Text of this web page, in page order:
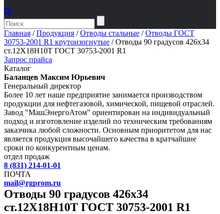
Главная /Продукция /Отводы стальные /Отводы ГОСТ
30753-2001 R1 крутоизогнутые /Отводы 90 градусов 426х34
ст.12Х18Н10Т ГОСТ 30753-2001 R1
Запрос прайса
Каталог
Баланцев Максим Юрьевич
Генеральный директор
Более 10 лет наше предприятие занимается производством
продукции для нефтегазовой, химической, пищевой отраслей.
Завод "МашЭнергоАтом" ориентирован на индивидуальный
подход и изготовление изделий по техническим требованиям
заказчика любой сложности. Основным приоритетом для нас
является продукция высочайшего качества в кратчайшие
сроки по конкурентным ценам.
отдел продаж
8 (831) 214-01-01
ПОЧТА
mail@rgprom.ru
Отводы 90 градусов 426х34
ст.12Х18Н10Т ГОСТ 30753-2001 R1